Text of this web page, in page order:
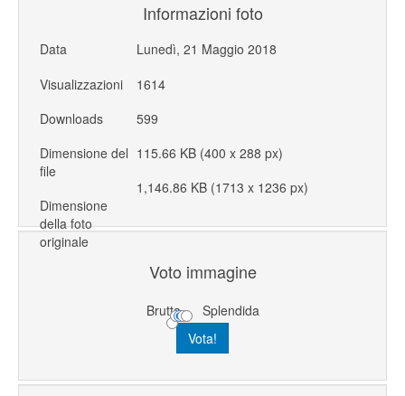
Informazioni foto
Data
Lunedì, 21 Maggio 2018
Visualizzazioni
1614
Downloads
599
Dimensione del
file
115.66 KB (400 x 288 px)
Dimensione
della foto
originale
1,146.86 KB (1713 x 1236 px)
Voto immagine
Brutta Splendida